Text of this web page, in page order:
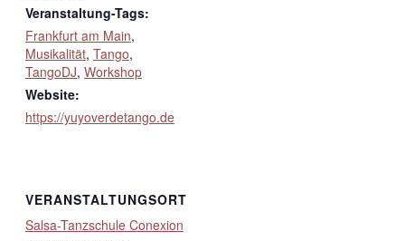
Veranstaltung-Tags:
Frankfurt am Main,
Musikalität, Tango,
TangoDJ, Workshop
Website:
https://yuyoverdetango.de
VERANSTALTUNGSORT
Salsa-Tanzschule Conexion